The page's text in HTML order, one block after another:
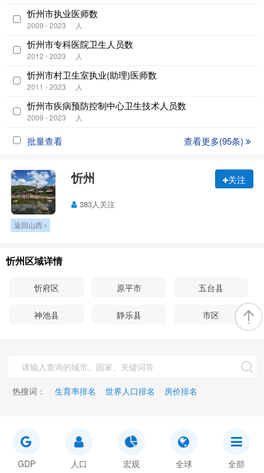
忻州市执业医师数
2009 - 2023 人
忻州市专科医院卫生人员数
2012 - 2023 人
忻州市村卫生室执业(助理)医师数
2011 - 2023 人
忻州市疾病预防控制中心卫生技术人员数
2009 - 2023 人
批量查看 查看更多(95条)
忻州 关注
383人关注
返回山西
忻州区域详情
忻府区 原平市 五台县
神池县 静乐县 市区
热搜词： 生育率排名 世界人口排名 房价排名
GDP 人口 宏观 全球 全部